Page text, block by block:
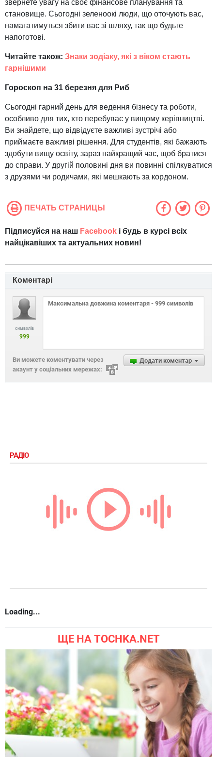
звернете увагу на своє фінансове планування та
становище. Сьогодні зеленоокі люди, що оточують вас,
намагатимуться збити вас зі шляху, так що будьте
напоготові.
Читайте також: Знаки зодіаку, які з віком стають
гарнішими
Гороскоп на 31 березня для Риб
Сьогодні гарний день для ведення бізнесу та роботи,
особливо для тих, хто перебуває у вищому керівництві.
Ви знайдете, що відвідуєте важливі зустрічі або
приймаєте важливі рішення. Для студентів, які бажають
здобути вищу освіту, зараз найкращий час, щоб братися
до справи. У другій половині дня ви повинні спілкуватися
з друзями чи родичами, які мешкають за кордоном.
ПЕЧАТЬ СТРАНИЦЫ
Підписуйся на наш Facebook і будь в курсі всіх
найцікавіших та актуальних новин!
Коментарі
символів
999
Додати коментар
Ви можете коментувати через
акаунт у соціальних мережах:
РАДІО
Loading...
ЩЕ НА TOCHKA.NET